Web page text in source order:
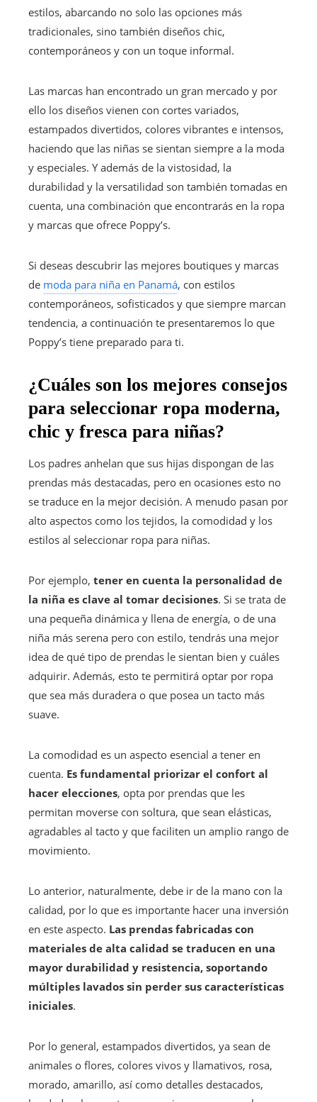
estilos, abarcando no solo las opciones más
tradicionales, sino también diseños chic,
contemporáneos y con un toque informal.
Las marcas han encontrado un gran mercado y por
ello los diseños vienen con cortes variados,
estampados divertidos, colores vibrantes e intensos,
haciendo que las niñas se sientan siempre a la moda
y especiales. Y además de la vistosidad, la
durabilidad y la versatilidad son también tomadas en
cuenta, una combinación que encontrarás en la ropa
y marcas que ofrece Poppy’s.
Si deseas descubrir las mejores boutiques y marcas
de moda para niña en Panamá, con estilos
contemporáneos, sofisticados y que siempre marcan
tendencia, a continuación te presentaremos lo que
Poppy’s tiene preparado para ti.
¿Cuáles son los mejores consejos
para seleccionar ropa moderna,
chic y fresca para niñas?
Los padres anhelan que sus hijas dispongan de las
prendas más destacadas, pero en ocasiones esto no
se traduce en la mejor decisión. A menudo pasan por
alto aspectos como los tejidos, la comodidad y los
estilos al seleccionar ropa para niñas.
Por ejemplo, tener en cuenta la personalidad de
la niña es clave al tomar decisiones. Si se trata de
una pequeña dinámica y llena de energía, o de una
niña más serena pero con estilo, tendrás una mejor
idea de qué tipo de prendas le sientan bien y cuáles
adquirir. Además, esto te permitirá optar por ropa
que sea más duradera o que posea un tacto más
suave.
La comodidad es un aspecto esencial a tener en
cuenta. Es fundamental priorizar el confort al
hacer elecciones, opta por prendas que les
permitan moverse con soltura, que sean elásticas,
agradables al tacto y que faciliten un amplio rango de
movimiento.
Lo anterior, naturalmente, debe ir de la mano con la
calidad, por lo que es importante hacer una inversión
en este aspecto. Las prendas fabricadas con
materiales de alta calidad se traducen en una
mayor durabilidad y resistencia, soportando
múltiples lavados sin perder sus características
iniciales.
Por lo general, estampados divertidos, ya sean de
animales o flores, colores vivos y llamativos, rosa,
morado, amarillo, así como detalles destacados,